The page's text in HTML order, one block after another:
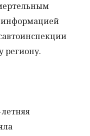
информацией
региону.